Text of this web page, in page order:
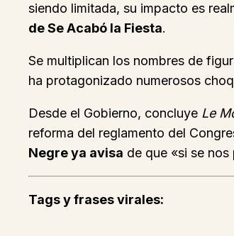
siendo limitada, su impacto es
de Se Acabó la Fiesta.
Se multiplican los nombres de
ha protagonizado numerosos
Desde el Gobierno, concluye Le
reforma del reglamento del
Negre ya avisa de que «si se
Tags y frases virales: